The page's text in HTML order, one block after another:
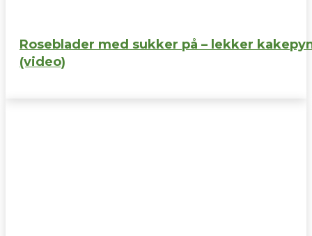
Roseblader med sukker på – lekker
(video)